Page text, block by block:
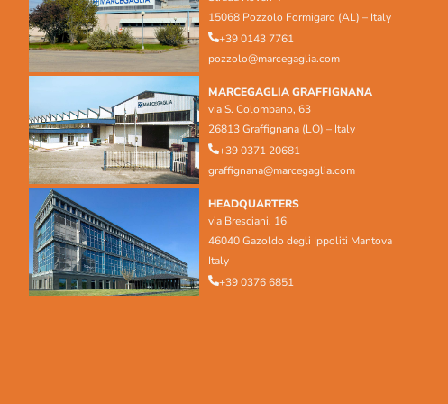
15068 Pozzolo Formigaro (AL) – Italy
+39 0143 7761
pozzolo@marcegaglia.com
MARCEGAGLIA GRAFFIGNANA
via S. Colombano, 63
26813 Graffignana (LO) – Italy
+39 0371 20681
graffignana@marcegaglia.com
HEADQUARTERS
via Bresciani, 16
46040 Gazoldo degli Ippoliti Mantova
Italy
+39 0376 6851